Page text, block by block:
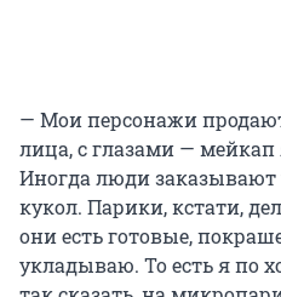
— Мои персонажи
лица, с глазами — мейкап
Иногда люди
кукол. Парики, кстати,
они есть готовые,
укладываю. То есть я по